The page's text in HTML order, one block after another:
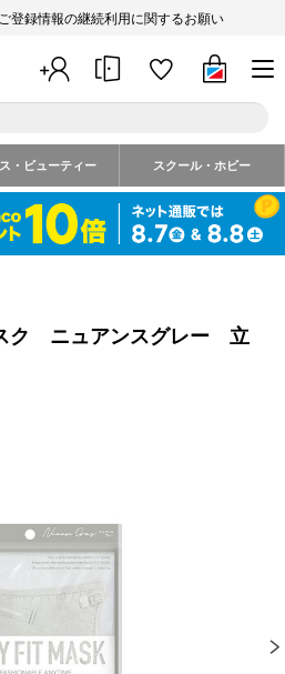
登録情報の継続利用に関するお願い
・ビューティー スクール・ホビー
ク ニュアンスグレー 立